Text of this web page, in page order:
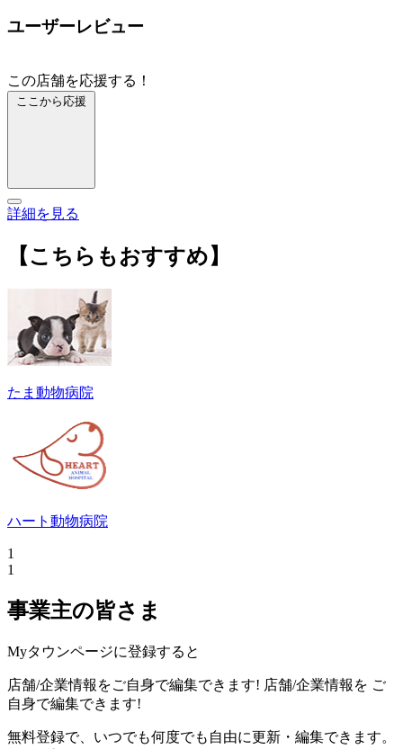
ユーザーレビュー
この店舗を応援する！
ここから応援
詳細を見る
【こちらもおすすめ】
たま動物病院
ハート動物病院
1
1
事業主の皆さま
Myタウンページに登録すると
店舗/企業情報をご自身で編集できます! 店舗/企業情報を ご
自身で編集できます!
無料登録で、いつでも何度でも自由に更新・編集できます。